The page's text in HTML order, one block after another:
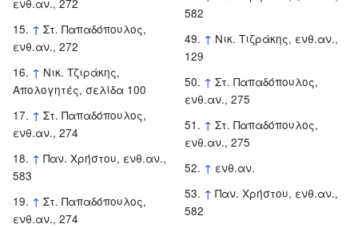
↑ Στ. Παπαδόπουλος,
ενθ.αν., 272
↑ Νικ. Τζιράκης,
Απολογητές, σελίδα 100
↑ Στ. Παπαδόπουλος,
ενθ.αν., 274
↑ Παν. Χρήστου, ενθ.αν.,
583
↑ Στ. Παπαδόπουλος,
ενθ.αν., 274
582
↑ Νικ. Τιζράκης, ενθ.αν.,
129
↑ Στ. Παπαδόπουλος,
ενθ.αν., 275
↑ Στ. Παπαδόπουλος,
ενθ.αν., 275
↑ ενθ.αν.
↑ Παν. Χρήστου, ενθ.αν.,
582